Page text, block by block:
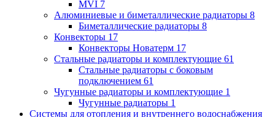
MVI 7
Алюминиевые и биметаллические радиаторы 8
Биметаллические радиаторы 8
Конвекторы 17
Конвекторы Новатерм 17
Стальные радиаторы и комплектующие 61
Стальные радиаторы с боковым
подключением 61
Чугунные радиаторы и комплектующие 1
Чугунные радиаторы 1
Системы для отопления и внутреннего водоснабжения